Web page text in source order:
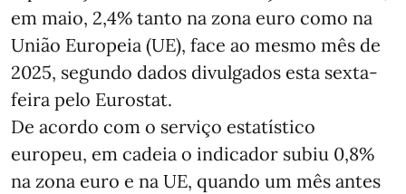
em maio, 2,4% tanto na zona euro como na
União Europeia (UE), face ao mesmo mês de
2025, segundo dados divulgados esta sexta-
feira pelo Eurostat.
De acordo com o serviço estatístico
europeu, em cadeia o indicador subiu 0,8%
na zona euro e na UE, quando um mês antes